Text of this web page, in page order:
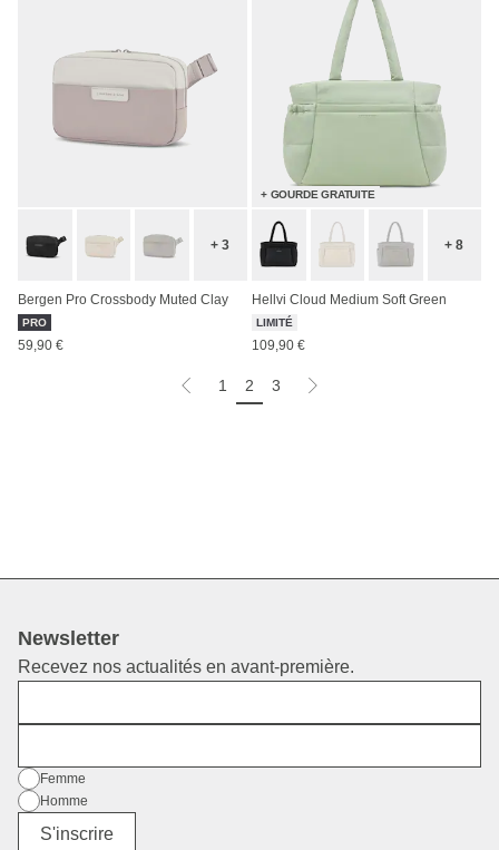
+ 3
Bergen Pro Crossbody Muted Clay
PRO
59,90 €
+ GOURDE GRATUITE
+ 8
Hellvi Cloud Medium Soft Green
LIMITÉ
109,90 €
1 2 3
Newsletter
Recevez nos actualités en avant-première.
SexeFemme
Homme
Divers
S'inscrire